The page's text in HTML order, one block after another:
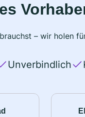
– wir holen
Unverbindlich